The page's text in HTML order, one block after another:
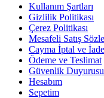
Kullanım Şartları
Gizlilik Politikası
Çerez Politikası
Mesafeli Satış
Cayma İptal ve
Ödeme ve Teslimat
Güvenlik Duyurusu
Hesabım
Sepetim